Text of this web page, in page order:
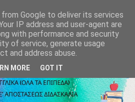
Google to deliver its services
IP address and user-agent are
with performance and security
of service, generate usage
and address abuse.
MORE GOT IT